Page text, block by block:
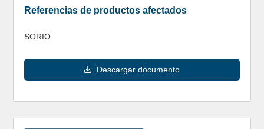
Referencias de productos afectados
SORIO
Descargar documento